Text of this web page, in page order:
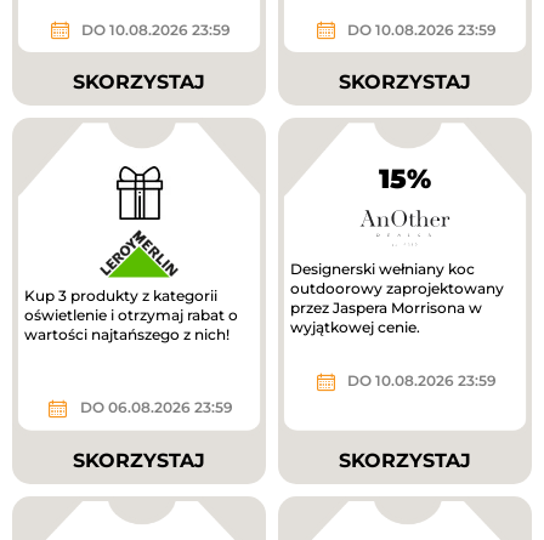
DO 10.08.2026 23:59
SKORZYSTAJ
DO 10.08.2026 23:59
SKORZYSTAJ
Kup 3 produkty z kategorii
oświetlenie i otrzymaj rabat o
wartości najtańszego z nich!
DO 06.08.2026 23:59
SKORZYSTAJ
15%
Designerski wełniany koc
outdoorowy zaprojektowany
przez Jaspera Morrisona w
wyjątkowej cenie.
DO 10.08.2026 23:59
SKORZYSTAJ